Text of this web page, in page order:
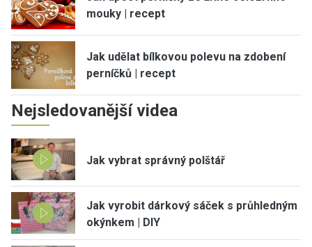
mouky | recept
Jak udělat bílkovou polevu na zdobení
perníčků | recept
Nejsledovanější videa
Jak vybrat správný polštář
Jak vyrobit dárkový sáček s průhledným
okýnkem | DIY